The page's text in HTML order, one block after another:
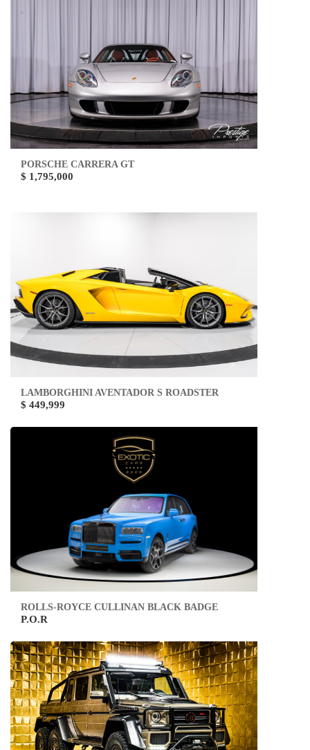
PORSCHE CARRERA GT
$ 1,795,000
LAMBORGHINI AVENTADOR S ROADSTER
$ 449,999
ROLLS-ROYCE CULLINAN BLACK BADGE
P.O.R